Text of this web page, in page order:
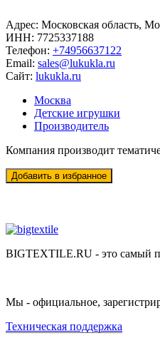
Адрес: Московская область,
ИНН: 7725337188
Телефон: +74956637122
Email: sales@lukukla.ru
Сайт: lukukla.ru
Москва
Детские игрушки
Производитель
Компания производит
BIGTEXTILE.RU - это самый
Мы - официальное,
Техническая поддержка